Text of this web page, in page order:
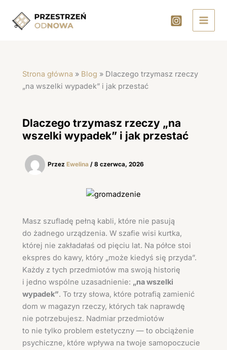
treści
Strona główna » Blog » Dlaczego trzymasz rzeczy
„na wszelki wypadek” i jak przestać
Dlaczego trzymasz rzeczy „na
wszelki wypadek” i jak przestać
Przez Ewelina / 8 czerwca, 2026
Masz szufladę pełną kabli, które nie pasują
do żadnego urządzenia. W szafie wisi kurtka,
której nie zakładałaś od pięciu lat. Na półce stoi
ekspres do kawy, który „może kiedyś się przyda”.
Każdy z tych przedmiotów ma swoją historię
i jedno wspólne uzasadnienie: „na wszelki
wypadek”. To trzy słowa, które potrafią zamienić
dom w magazyn rzeczy, których tak naprawdę
nie potrzebujesz. Nadmiar przedmiotów
to nie tylko problem estetyczny — to obciążenie
psychiczne, które wpływa na twoje samopoczucie